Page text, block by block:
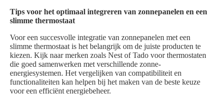
Tips voor het optimaal integreren van zonnepanelen en een
slimme thermostaat
Voor een succesvolle integratie van zonnepanelen met een
slimme thermostaat is het belangrijk om de juiste producten te
kiezen. Kijk naar merken zoals Nest of Tado voor thermostaten
die goed samenwerken met verschillende zonne-
energiesystemen. Het vergelijken van compatibiliteit en
functionaliteiten kan helpen bij het maken van de beste keuze
voor een efficiënt energiebeheer.